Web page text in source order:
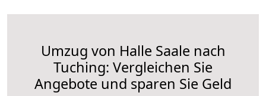
Umzug von Halle Saale nach
Tuching: Vergleichen Sie
Angebote und sparen Sie Geld